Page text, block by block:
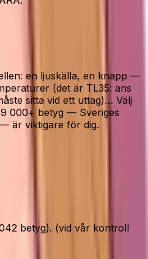
en ljuskälla, en knapp —
(det är TL35: ans
sitta vid ett uttag)… Välj
000+ betyg — Sveriges
är viktigare för dig.
betyg). (vid vår kontroll